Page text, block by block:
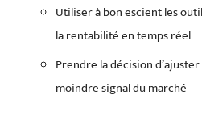
Utiliser à bon escient les
la rentabilité en temps réel
Prendre la décision
moindre signal du marché